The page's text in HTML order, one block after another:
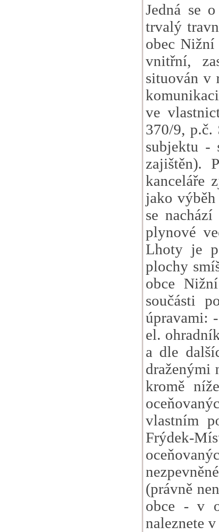
Jedná se
trvalý
obec
vnitřní,
situován v
ve
370/9, p.č.
subjektu -
zajištěn).
kanceláře
jako
se
plynové
Lhoty je
plochy
obce
součásti
úpravami:
el.
a dle
draženými
kromě
vlastním
Frýdek-
(právně
obce - v
naleznete